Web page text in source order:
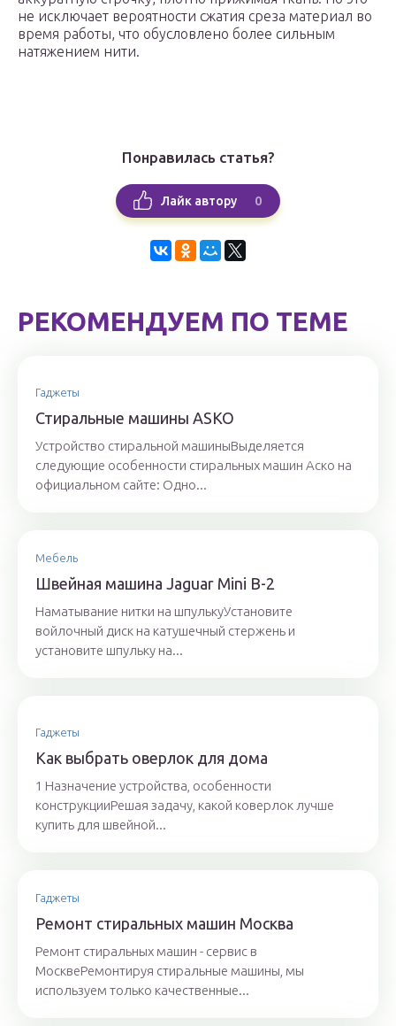
не исключает вероятности сжатия среза материал во
время работы, что обусловлено более сильным
натяжением нити.
Понравилась статья?
Лайк автору 0
РЕКОМЕНДУЕМ ПО ТЕМЕ
Гаджеты
Стиральные машины ASKO
Устройство стиральной машиныВыделяется
следующие особенности стиральных машин Аско на
официальном сайте: Одно...
Мебель
Швейная машина Jaguar Mini B-2
Наматывание нитки на шпулькуУстановите
войлочный диск на катушечный стержень и
установите шпульку на...
Гаджеты
Как выбрать оверлок для дома
1 Назначение устройства, особенности
конструкцииРешая задачу, какой коверлок лучше
купить для швейной...
Гаджеты
Ремонт стиральных машин Москва
Ремонт стиральных машин - сервис в
МосквеРемонтируя стиральные машины, мы
используем только качественные...